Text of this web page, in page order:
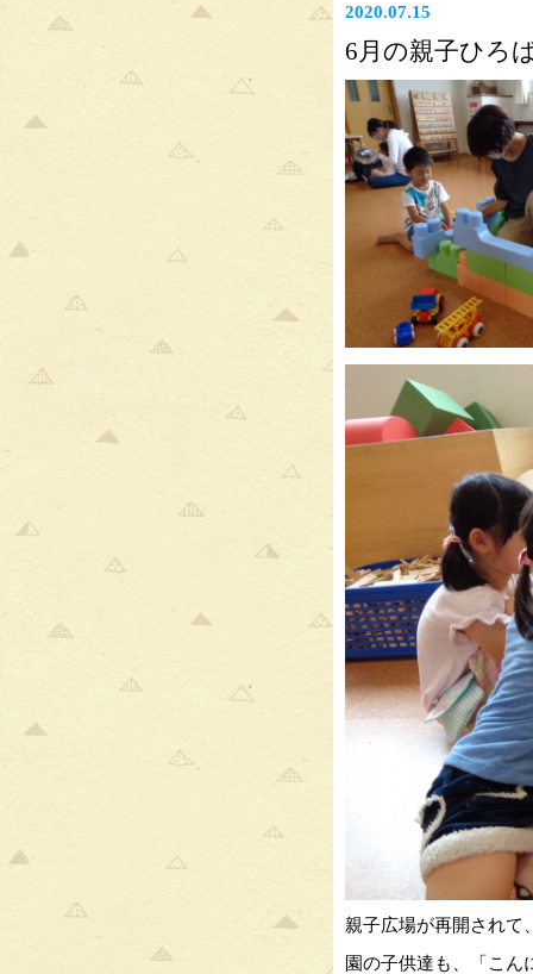
2020.07.15
6月の親子ひろ
親子広場が再開されて
園の子供達も、「こん